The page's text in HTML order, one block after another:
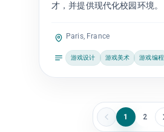
才，并提供现代化校园环境。
Paris, France
游戏设计 游戏美术 游戏编程
1 2